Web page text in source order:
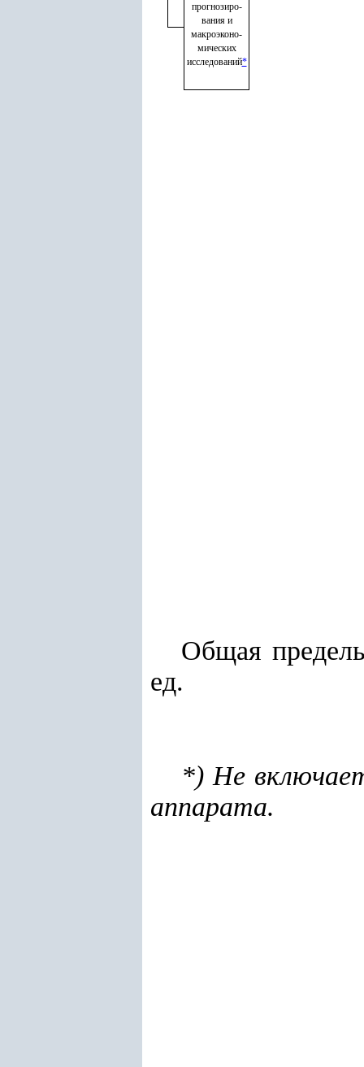
прогнозиро-
вания и
макроэконо-
мических
исследований*
Общая
ед.
*) Не
аппарата.